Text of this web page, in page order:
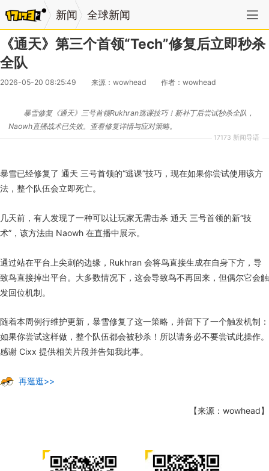
新闻 全球新闻
《通天》第三个首领“Tech”修复后立即秒杀
全队
2026-05-20 08:25:49 来源：wowhead 作者：wowhead
17173 新闻导语
暴雪修复《通天》三号首领Rukhran逃课技巧！新补丁后尝试秒杀全队，
Naowh直播战术已失效。查看修复详情与应对策略。
暴雪已经修复了 通天 三号首领的“逃课”技巧，现在如果你尝试使用该方
法，整个队伍会立即死亡。
几天前，有人发现了一种可以让玩家无需击杀 通天 三号首领的新“技
术”，该方法由 Naowh 在直播中展示。
通过站在平台上尖刺的边缘，Rukhran 会将鸟直接生成在自身下方，导
致鸟直接掉出平台。大多数情况下，这会导致鸟不再回来，但偶尔它会触
发回位机制。
随着本周例行维护更新，暴雪修复了这一策略，并留下了一个触发机制：
如果你尝试这样做，整个队伍都会被秒杀！所以请务必不要尝试此操作。
感谢 Cixx 提供相关片段并告知我此事。
再逛逛>>
【来源：wowhead】